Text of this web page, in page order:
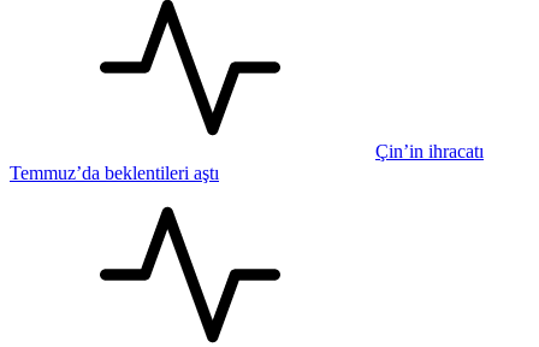
Çin’in ihracatı
Temmuz’da beklentileri aştı